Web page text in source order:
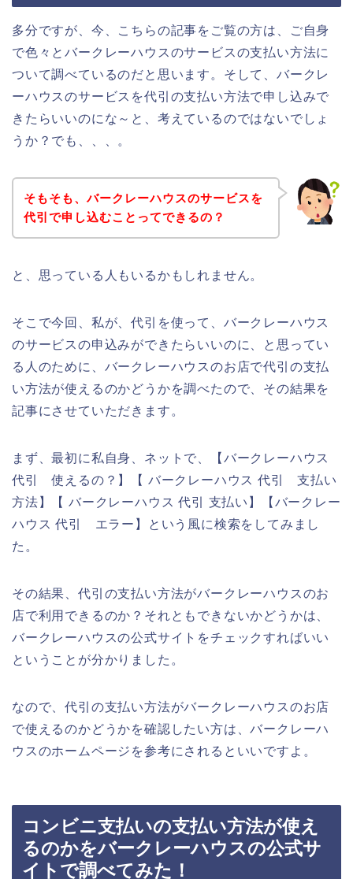
多分ですが、今、こちらの記事をご覧の方は、ご自身
で色々とバークレーハウスのサービスの支払い方法に
ついて調べているのだと思います。そして、バークレ
ーハウスのサービスを代引の支払い方法で申し込みで
きたらいいのにな～と、考えているのではないでしょ
うか？でも、、、。
そもそも、バークレーハウスのサービスを
代引で申し込むことってできるの？
と、思っている人もいるかもしれません。
そこで今回、私が、代引を使って、バークレーハウス
のサービスの申込みができたらいいのに、と思ってい
る人のために、バークレーハウスのお店で代引の支払
い方法が使えるのかどうかを調べたので、その結果を
記事にさせていただきます。
まず、最初に私自身、ネットで、【バークレーハウス
代引 使えるの？】【 バークレーハウス 代引 支払い
方法】【 バークレーハウス 代引 支払い】【バークレー
ハウス 代引 エラー】という風に検索をしてみまし
た。
その結果、代引の支払い方法がバークレーハウスのお
店で利用できるのか？それともできないかどうかは、
バークレーハウスの公式サイトをチェックすればいい
ということが分かりました。
なので、代引の支払い方法がバークレーハウスのお店
で使えるのかどうかを確認したい方は、バークレーハ
ウスのホームページを参考にされるといいですよ。
コンビニ支払いの支払い方法が使え
るのかをバークレーハウスの公式サ
イトで調べてみた！